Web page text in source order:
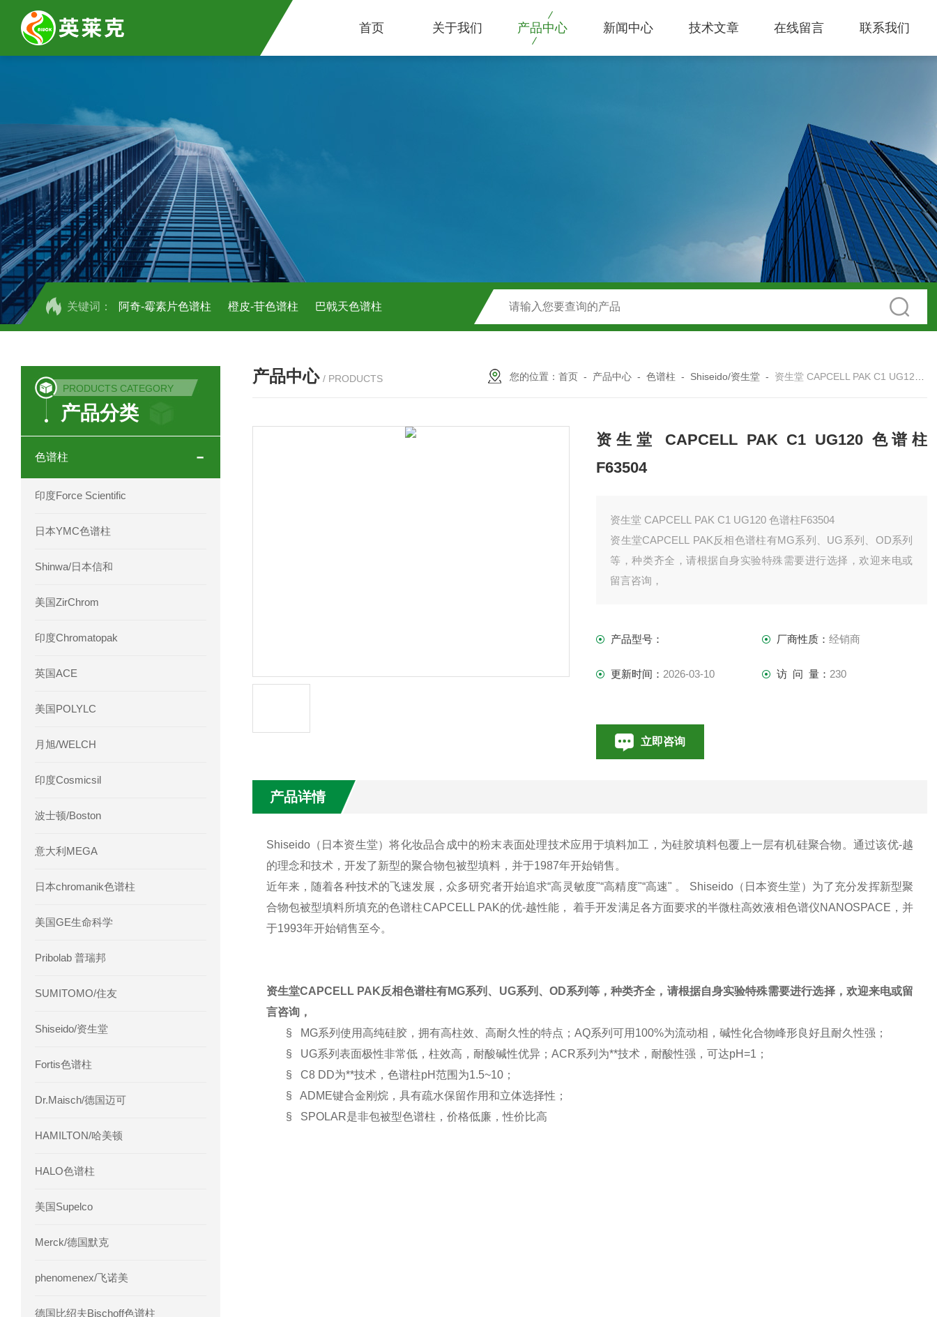
首页 关于我们 产品中心 新闻中心 技术文章 在线留言 联系我们
关键词： 阿奇-霉素片色谱柱 橙皮-苷色谱柱 巴戟天色谱柱
COSMOSIL 1.8PBr五溴苯基色谱柱 COSMOSIL 1.8PBr色谱柱
菟丝子 柠檬黄色谱柱
印度Force Scientific Rubitas色谱柱
PRODUCTS CATEGORY
产品分类
色谱柱
印度Force Scientific
日本YMC色谱柱
Shinwa/日本信和
美国ZirChrom
印度Chromatopak
英国ACE
美国POLYLC
月旭/WELCH
印度Cosmicsil
波士顿/Boston
意大利MEGA
日本chromanik色谱柱
美国GE生命科学
Pribolab 普瑞邦
SUMITOMO/住友
Shiseido/资生堂
Fortis色谱柱
Dr.Maisch/德国迈可
HAMILTON/哈美顿
HALO色谱柱
美国Supelco
Merck/德国默克
phenomenex/飞诺美
德国比绍夫Bischoff色谱柱
产品中心 / PRODUCTS 您的位置：首页 - 产品中心 -色谱柱 - Shiseido/资生堂 - 资生堂 CAPCELL PAK C1 UG120 色谱柱F63504
资生堂 CAPCELL PAK C1 UG120 色谱柱
F63504
资生堂 CAPCELL PAK C1 UG120 色谱柱F63504
资生堂CAPCELL PAK反相色谱柱有MG系列、UG系列、OD系列
等，种类齐全，请根据自身实验特殊需要进行选择，欢迎来电或
留言咨询，
产品型号： 厂商性质： 经销商
更新时间： 2026-03-10 访 问 量： 230
立即咨询
产品详情
Shiseido（日本资生堂）将化妆品合成中的粉末表面处理技术应用于填料加工，为硅胶填料包覆上一层有机硅聚合物。通过该优-越
的理念和技术，开发了新型的聚合物包被型填料，并于1987年开始销售。
近年来，随着各种技术的飞速发展，众多研究者开始追求“高灵敏度"“高精度"“高速" 。 Shiseido（日本资生堂）为了充分发挥新型聚
合物包被型填料所填充的色谱柱CAPCELL PAK的优-越性能， 着手开发满足各方面要求的半微柱高效液相色谱仪NANOSPACE，并
于1993年开始销售至今。
资生堂CAPCELL PAK反相色谱柱有MG系列、UG系列、OD系列等，种类齐全，请根据自身实验特殊需要进行选择，欢迎来电或留
言咨询，
§ MG系列使用高纯硅胶，拥有高柱效、高耐久性的特点；AQ系列可用100%为流动相，碱性化合物峰形良好且耐久性强；
§ UG系列表面极性非常低，柱效高，耐酸碱性优异；ACR系列为**技术，耐酸性强，可达pH=1；
§ C8 DD为**技术，色谱柱pH范围为1.5~10；
§ ADME键合金刚烷，具有疏水保留作用和立体选择性；
§ SPOLAR是非包被型色谱柱，价格低廉，性价比高